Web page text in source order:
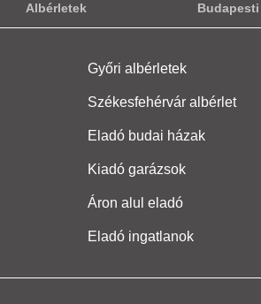
Albérletek
Győri albérletek
Székesfehérvár albérlet
Eladó budai házak
Kiadó garázsok
Áron alul eladó
Eladó ingatlanok